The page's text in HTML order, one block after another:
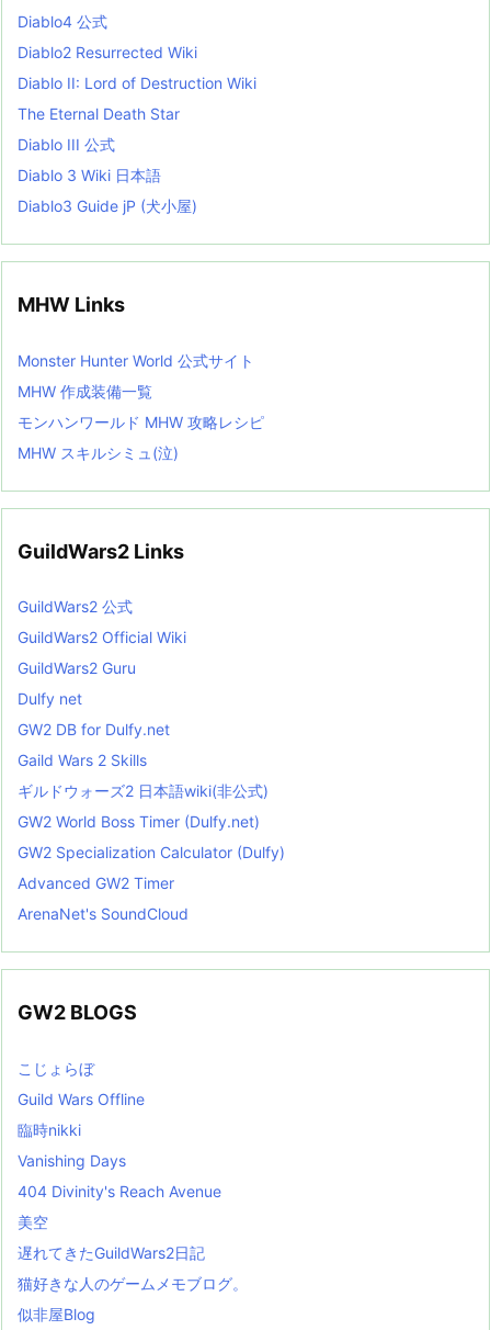
s
t
Diablo4 公式
Diablo2 Resurrected Wiki
Diablo II: Lord of Destruction Wiki
The Eternal Death Star
Diablo III 公式
Diablo 3 Wiki 日本語
Diablo3 Guide jP (犬小屋)
MHW Links
Monster Hunter World 公式サイト
MHW 作成装備一覧
モンハンワールド MHW 攻略レシピ
MHW スキルシミュ(泣)
GuildWars2 Links
GuildWars2 公式
GuildWars2 Official Wiki
GuildWars2 Guru
Dulfy net
GW2 DB for Dulfy.net
Gaild Wars 2 Skills
ギルドウォーズ2 日本語wiki(非公式)
GW2 World Boss Timer (Dulfy.net)
GW2 Specialization Calculator (Dulfy)
Advanced GW2 Timer
ArenaNet's SoundCloud
GW2 BLOGS
こじょらぼ
Guild Wars Offline
臨時nikki
Vanishing Days
404 Divinity's Reach Avenue
美空
遅れてきたGuildWars2日記
猫好きな人のゲームメモブログ。
似非屋Blog